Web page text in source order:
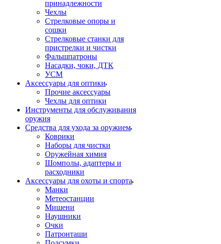
принадлежности
Чехлы
Стрелковые опоры и
сошки
Стрелковые станки для
пристрелки и чистки
Фальшпатроны
Насадки, чоки, ДТК
УСМ
Аксессуары для оптики
Прочие аксессуары
Чехлы для оптики
Инструменты для обслуживания
оружия
Средства для ухода за оружием
Коврики
Наборы для чистки
Оружейная химия
Шомполы, адаптеры и
расходники
Аксессуары для охоты и спорта
Манки
Метеостанции
Мишени
Наушники
Очки
Патронташи